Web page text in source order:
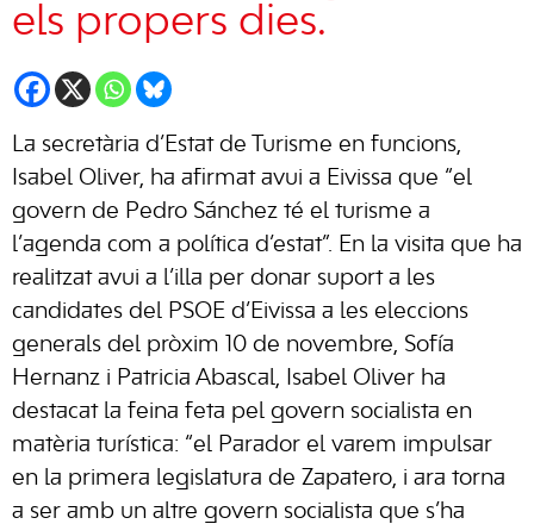
els propers dies.
La secretària d’Estat de Turisme en funcions,
Isabel Oliver, ha afirmat avui a Eivissa que “el
govern de Pedro Sánchez té el turisme a
l’agenda com a política d’estat”. En la visita que ha
realitzat avui a l’illa per donar suport a les
candidates del PSOE d’Eivissa a les eleccions
generals del pròxim 10 de novembre, Sofía
Hernanz i Patricia Abascal, Isabel Oliver ha
destacat la feina feta pel govern socialista en
matèria turística: “el Parador el varem impulsar
en la primera legislatura de Zapatero, i ara torna
a ser amb un altre govern socialista que s’ha